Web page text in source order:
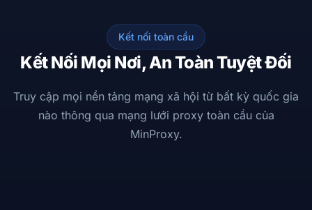
Kết nối toàn cầu
Kết Nối Mọi Nơi, An Toàn Tuyệt Đối
Truy cập mọi nền tảng mạng xã hội từ bất kỳ quốc gia
nào thông qua mạng lưới proxy toàn cầu của
MinProxy.